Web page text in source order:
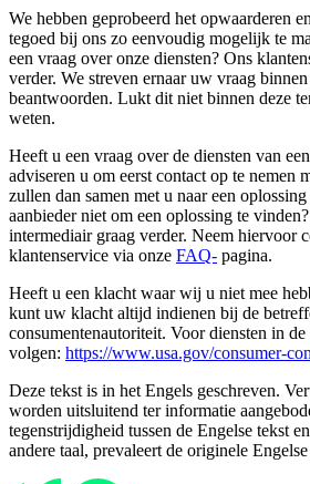
We hebben geprobeerd het opwaarderen
tegoed bij ons zo eenvoudig mogelijk te
een vraag over onze diensten? Ons
verder. We streven ernaar uw vraag
beantwoorden. Lukt dit niet binnen deze
weten.
Heeft u een vraag over de diensten van
adviseren u om eerst contact op te nemen
zullen dan samen met u naar een
aanbieder niet om een ​​oplossing te
intermediair graag verder. Neem hiervoor
klantenservice via onze FAQ- pagina.
Heeft u een klacht waar wij u niet mee
kunt uw klacht altijd indienen bij de
consumentenautoriteit. Voor diensten in
volgen: https://www.usa.gov/consumer-
Deze tekst is in het Engels geschreven.
worden uitsluitend ter informatie
tegenstrijdigheid tussen de Engelse tekst
andere taal, prevaleert de originele